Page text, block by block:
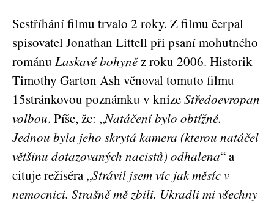
Sestříhání filmu trvalo 2 roky. Z filmu čerpal
spisovatel Jonathan Littell při psaní mohutného
románu Laskavé bohyněz roku 2006. Historik
Timothy Garton Ash věnoval tomuto filmu
15stránkovou poznámku v knizeStředoevropan
volbou. Píše, že: „Natáčení bylo obtížné.
Jednou byla jeho skrytá kamera (kterou natáčel
většinu dotazovaných nacistů) odhalena“ a
cituje režiséra „Strávil jsem víc jak měsíc v
nemocnici. Strašně mě zbili. Ukradli mi všechny